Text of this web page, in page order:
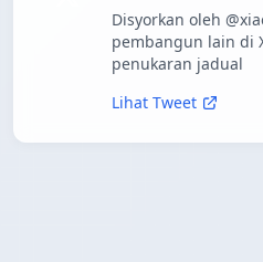
Disyorkan oleh
pembangun lain di
penukaran jadual
Lihat Tweet